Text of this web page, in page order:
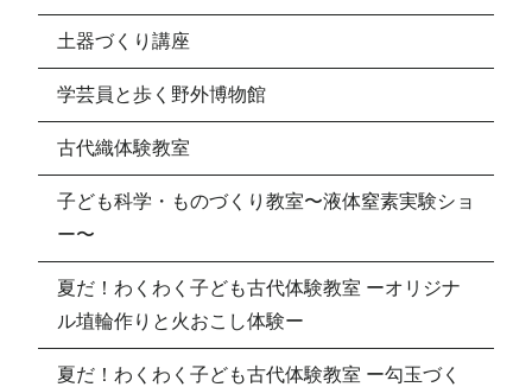
土器づくり講座
学芸員と歩く野外博物館
古代織体験教室
子ども科学・ものづくり教室〜液体窒素実験ショ
ー〜
夏だ！わくわく子ども古代体験教室 ーオリジナ
ル埴輪作りと火おこし体験ー
夏だ！わくわく子ども古代体験教室 ー勾玉づく